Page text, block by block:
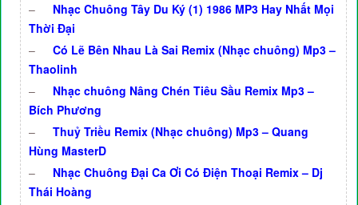
–
Nhạc Chuông Tây Du Ký (1) 1986 MP3 Hay Nhất Mọi
Thời Đại
–
Có Lẽ Bên Nhau Là Sai Remix (Nhạc chuông) Mp3 –
Thaolinh
–
Nhạc chuông Nâng Chén Tiêu Sầu Remix Mp3 –
Bích Phương
–
Thuỷ Triều Remix (Nhạc chuông) Mp3 – Quang
Hùng MasterD
–
Nhạc Chuông Đại Ca Ơi Có Điện Thoại Remix – Dj
Thái Hoàng